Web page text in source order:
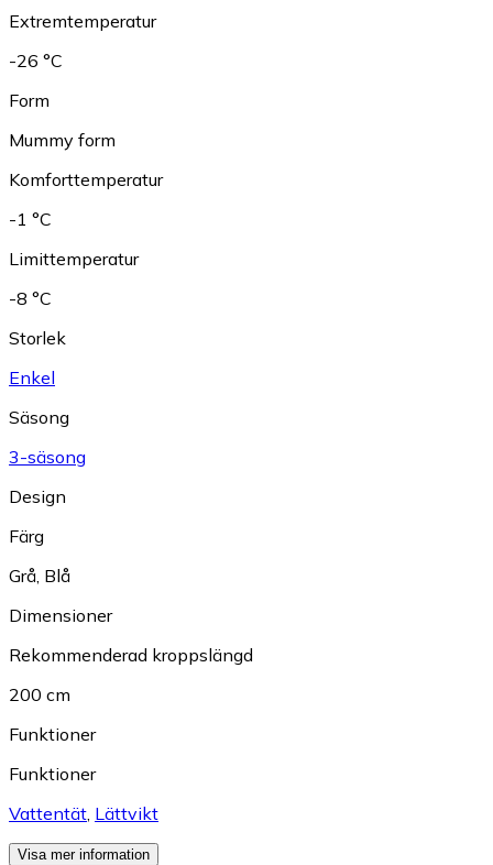
Extremtemperatur
-26 °C
Form
Mummy form
Komforttemperatur
-1 °C
Limittemperatur
-8 °C
Storlek
Enkel
Säsong
3-säsong
Design
Färg
Grå, Blå
Dimensioner
Rekommenderad kroppslängd
200 cm
Funktioner
Funktioner
Vattentät, Lättvikt
Visa mer information